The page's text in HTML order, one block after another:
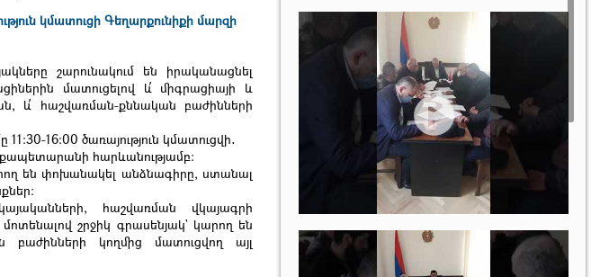
կմատուցի Գեղարքունիքի մարզի
շարունակում են իրականացնել
մատուցելով և՛ միգրացիայի և
և՛ հաշվառման-քննական բաժինների
16:00 ծառայություն կմատուցվի․
հարևանությամբ։
են փոխանակել անձնագիրը, ստանալ
հաշվառման վկայագրի
շրջիկ գրասենյակ` կարող են
կողմից մատուցվող այլ